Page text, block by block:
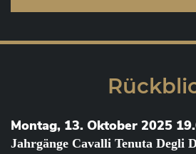
Montag, 13. Oktober 2025
Jahrgänge Cavalli Tenuta Degli